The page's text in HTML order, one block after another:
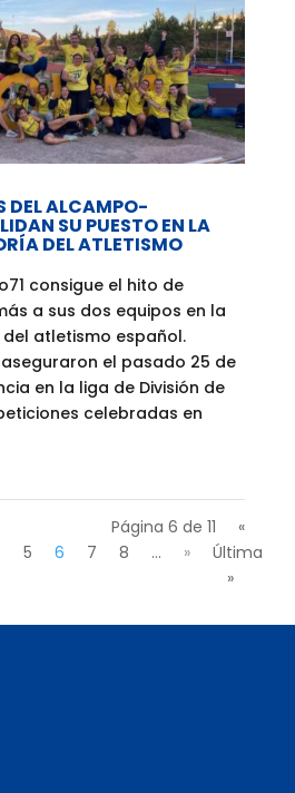
DEL ALCAMPO-
SU PUESTO EN LA
DEL ATLETISMO
consigue el hito de
a sus dos equipos en la
atletismo español.
el pasado 25 de
en la liga de División de
celebradas en
Página 6 de 11
«
5 6 7 8 ... »
Última
»